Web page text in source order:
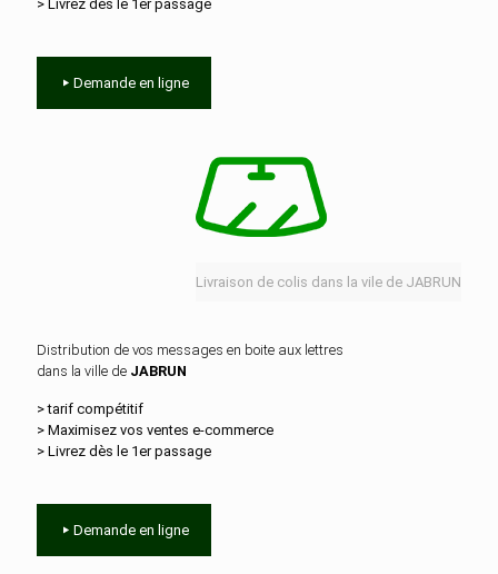
> Livrez dès le 1er passage
Demande en ligne
Livraison de colis dans la vile de JABRUN
Distribution de vos messages en boite aux lettres
dans la ville de JABRUN
> tarif compétitif
> Maximisez vos ventes e‑commerce
> Livrez dès le 1er passage
Demande en ligne